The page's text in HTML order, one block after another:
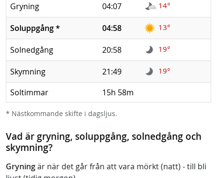
Gryning
04:07 14°
Soluppgång* 04:58 13°
Solnedgång 20:58 19°
Skymning 21:49 19°
Soltimmar 15h 58m
* Nästkommande skifte i dagsljus.
Vad är gryning, soluppgång, solnedgång och
skymning?
Gryningär när det går från att vara mörkt (natt) - till bli